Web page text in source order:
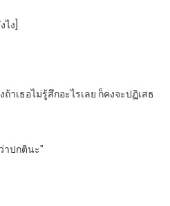
ง]
ถ้าเธอไม่รู้สึกอะไรเลย​ ก็คงจะปฏิเสธ
าปกตินะ”